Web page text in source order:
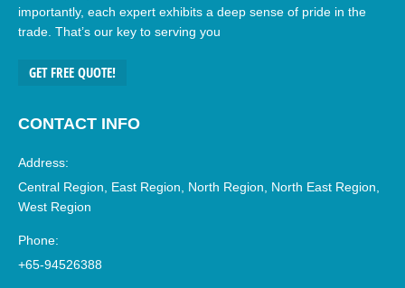
importantly, each expert exhibits a deep sense of pride in the
trade. That’s our key to serving you
GET FREE QUOTE!
CONTACT INFO
Address:
Central Region, East Region, North Region, North East Region,
West Region
Phone:
+65-94526388